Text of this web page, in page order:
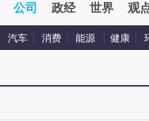
公司 政经 世界 观
汽车 消费 能源 健康